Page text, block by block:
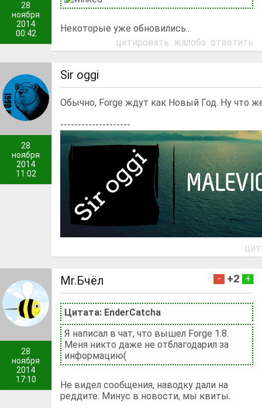
28
ноября
2014
00:42
Некоторые уже обновились...
цитировать жалоба ответить
28
ноября
2014
11:02
Sir oggi
Обычно, Forge ждут как Новый Год. Ну что
--------------------
28
ноября
2014
17:10
Mr.Бчёл - +2 +
Цитата: EnderCatcha
Я написал в чат, что вышел Forge 1.8.
Меня никто даже не отблагодарил за
информацию(
Не видел сообщения, наводку дали на
реддите. Минус в новости, мы квиты.